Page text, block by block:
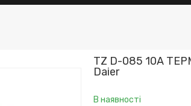
TZ D-085 10А
Daier
В наявності